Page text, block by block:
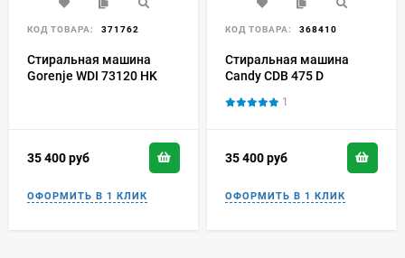
КОД ТОВАРА: 371762
Стиральная машина
Gorenje WDI 73120 HK
35 400руб
КОД ТОВАРА: 368410
Стиральная машина
Candy CDB 475 D
1
35 400руб